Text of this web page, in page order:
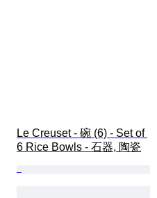
Le Creuset - 碗 (6) - Set of
6 Rice Bowls - 石器, 陶瓷